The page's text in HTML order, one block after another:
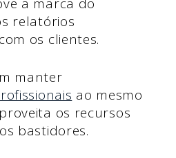
a marca do
relatórios
os clientes.
manter
ao mesmo
os recursos
bastidores.